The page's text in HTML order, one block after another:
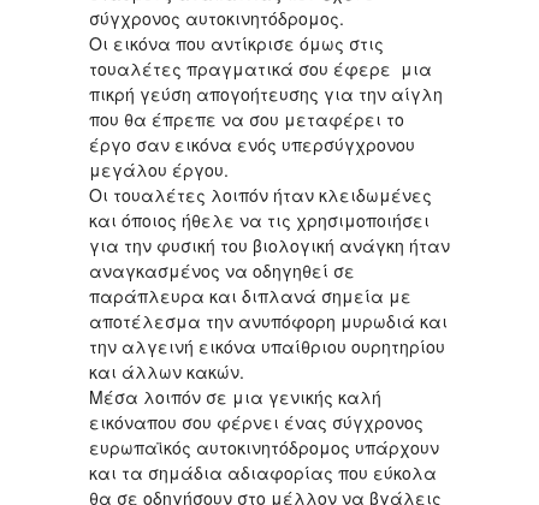
σύγχρονος αυτοκινητόδρομος.
Οι εικόνα που αντίκρισε όμως στις
τουαλέτες πραγματικά σου έφερε μια
πικρή γεύση απογοήτευσης για την αίγλη
που θα έπρεπε να σου μεταφέρει το
έργο σαν εικόνα ενός υπερσύγχρονου
μεγάλου έργου.
Οι τουαλέτες λοιπόν ήταν κλειδωμένες
και όποιος ήθελε να τις χρησιμοποιήσει
για την φυσική του βιολογική ανάγκη ήταν
αναγκασμένος να οδηγηθεί σε
παράπλευρα και διπλανά σημεία με
αποτέλεσμα την ανυπόφορη μυρωδιά και
την αλγεινή εικόνα υπαίθριου ουρητηρίου
και άλλων κακών.
Μέσα λοιπόν σε μια γενικής καλή
εικόναπου σου φέρνει ένας σύγχρονος
ευρωπαϊκός αυτοκινητόδρομος υπάρχουν
και τα σημάδια αδιαφορίας που εύκολα
θα σε οδηγήσουν στο μέλλον να βγάλεις